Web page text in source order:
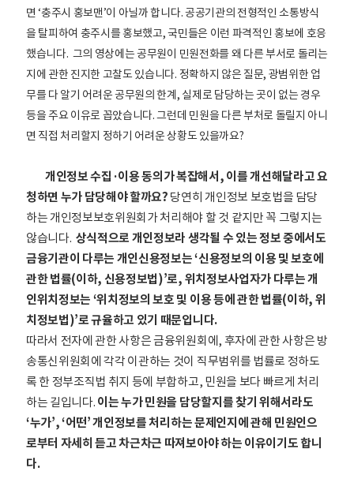
면 ‘충주시 홍보맨’이 아닐까 합니다.공공기관의 전형적인 소통방식
을 탈피하여 충주시를 홍보했고, 국민들은 이런 파격적인 홍보에 호응
했습니다. 그의 영상에는 공무원이 민원전화를 왜 다른 부서로 돌리는
지에 관한 진지한 고찰도 있습니다. 정확하지 않은 질문, 광범위한 업
무를 다 알기 어려운 공무원의 한계, 실제로 담당하는 곳이 없는 경우
등을 주요 이유로 꼽았습니다. 그런데 민원을 다른 부처로 돌릴지 아니
면 직접 처리할지 정하기 어려운 상황도 있을까요?
개인정보 수집·이용 동의가 복잡해서, 이를 개선해달라고 요
청하면 누가 담당해야 할까요? 당연히 개인정보 보호법을 담당
하는 개인정보보호위원회가 처리해야 할 것 같지만 꼭 그렇지는
않습니다. 상식적으로 개인정보라 생각될 수 있는 정보 중에서도
금융기관이 다루는 개인신용정보는 ‘신용정보의 이용 및 보호에
관한 법률(이하, 신용정보법)’로, 위치정보사업자가 다루는 개
인위치정보는 ‘위치정보의 보호 및 이용 등에 관한 법률(이하, 위
치정보법)’로 규율하고 있기 때문입니다.
따라서 전자에 관한 사항은 금융위원회에, 후자에 관한 사항은 방
송통신위원회에 각각 이관하는 것이 직무범위를 법률로 정하도
록 한 정부조직법 취지 등에 부합하고, 민원을 보다 빠르게 처리
하는 길입니다. 이는 누가 민원을 담당할지를 찾기 위해서라도
‘누가’, ‘어떤’ 개인정보를 처리하는 문제인지에 관해 민원인으
로부터 자세히 듣고 차근차근 따져보아야 하는 이유이기도 합니
다.